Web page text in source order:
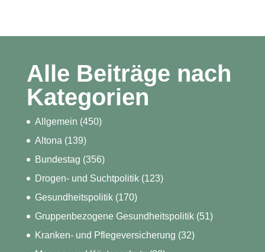
Alle Beiträge nach
Kategorien
Allgemein (450)
Altona (139)
Bundestag (356)
Drogen- und Suchtpolitik(123)
Gesundheitspolitik(170)
Gruppenbezogene Gesundheitspolitik(51)
Kranken- und Pflegeversicherung (32)